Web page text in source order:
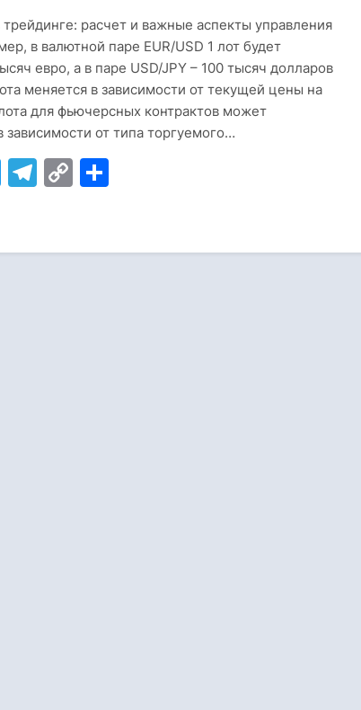
трейдинге: расчет и важные аспекты управления
в валютной паре EUR/USD 1 лот будет
евро, а в паре USD/JPY – 100 тысяч долларов
меняется в зависимости от текущей цены на
для фьючерсных контрактов может
зависимости от типа торгуемого…
Twitter
Telegram
Copy